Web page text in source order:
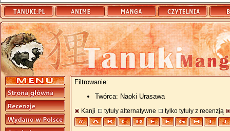
Filtrowanie:
Twórca: Naoki Urasawa
Kanji tytuły alternatywne tylko tytuły z recenzją